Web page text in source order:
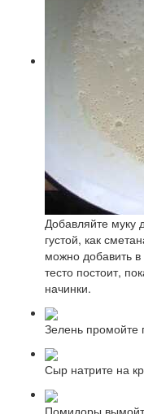
Добавляйте муку
густой, как
можно добавить в
тесто постоит,
начинки.
Зелень промойте
Сыр натрите на
Помидоры